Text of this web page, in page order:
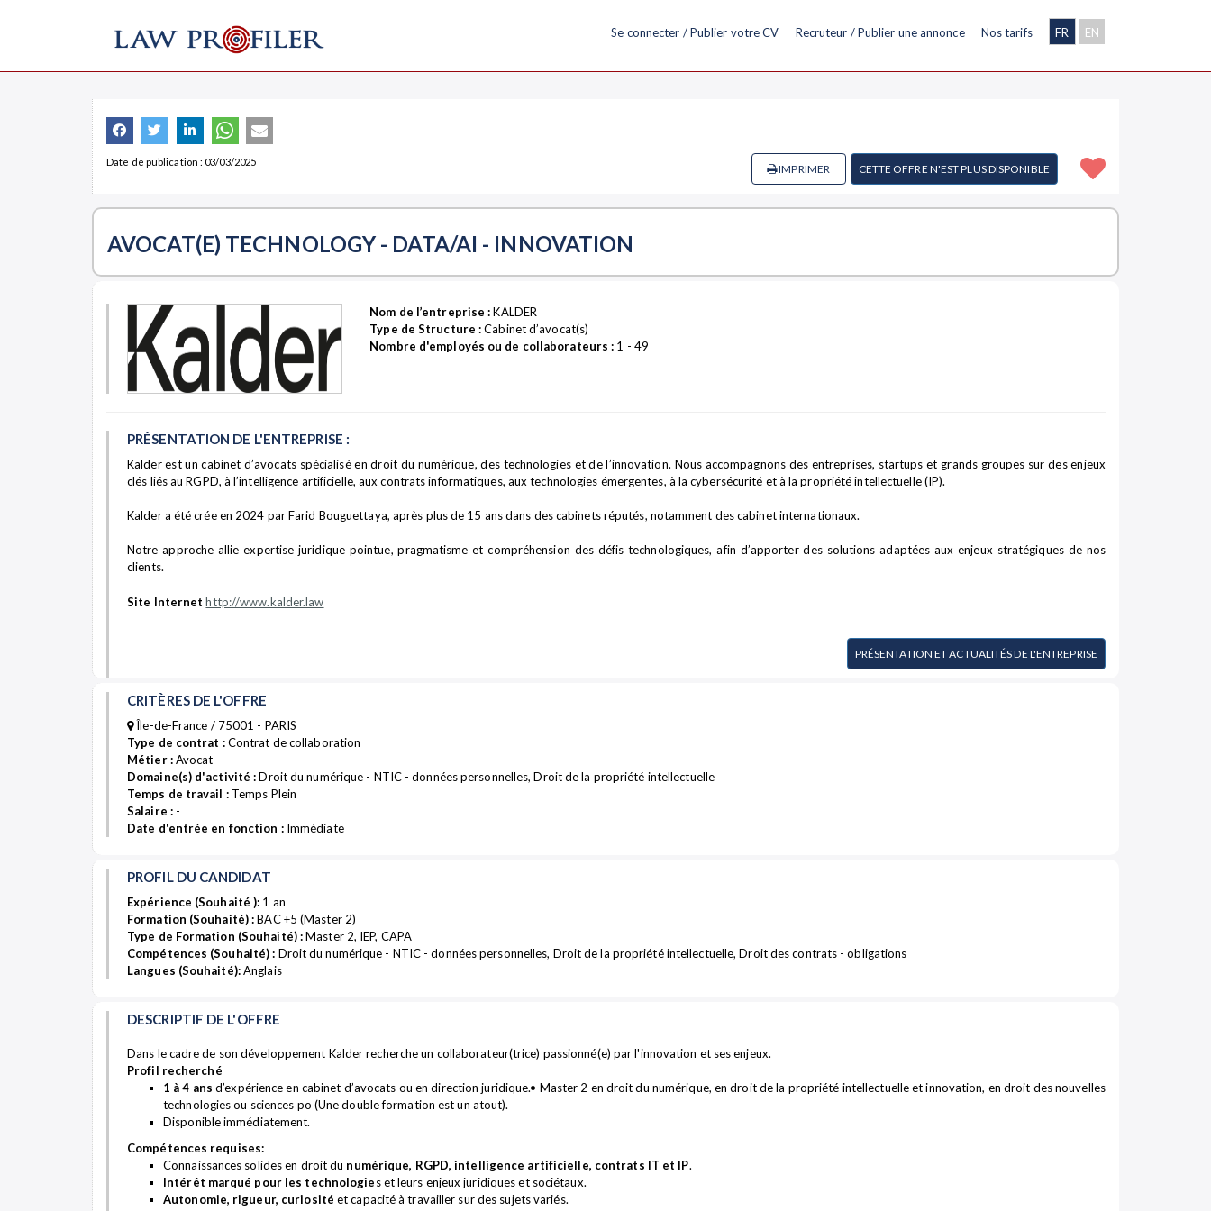
Se connecter / Publier votre CV Recruteur / Publier une annonce Nos tarifs FR EN
Date de publication : 03/03/2025
CETTE OFFRE N'EST PLUS DISPONIBLE
IMPRIMER
AVOCAT(E) TECHNOLOGY - DATA/AI - INNOVATION
Nom de l’entreprise :KALDER
Type de Structure :Cabinet d’avocat(s)
Nombre d'employés ou de collaborateurs : 1 - 49
PRÉSENTATION DE L'ENTREPRISE :
Kalder est un cabinet d’avocats spécialisé en droit du numérique, des technologies et de l’innovation. Nous accompagnons des entreprises, startups et grands groupes sur des enjeux
clés liés au RGPD, à l’intelligence artificielle, aux contrats informatiques, aux technologies émergentes, à la cybersécurité et à la propriété intellectuelle (IP).
Kalder a été crée en 2024 par Farid Bouguettaya, après plus de 15 ans dans des cabinets réputés, notamment des cabinet internationaux.
Notre approche allie expertise juridique pointue, pragmatisme et compréhension des défis technologiques, afin d’apporter des solutions adaptées aux enjeux stratégiques de nos
clients.
Site Internet http://www.kalder.law
PRÉSENTATION ET ACTUALITÉS DE L'ENTREPRISE
CRITÈRES DE L'OFFRE
Île-de-France / 75001 - PARIS
Type de contrat :Contrat de collaboration
Métier :Avocat
Domaine(s) d'activité :Droit du numérique - NTIC - données personnelles, Droit de la propriété intellectuelle
Temps de travail :Temps Plein
Salaire :-
Date d'entrée en fonction :Immédiate
PROFIL DU CANDIDAT
Expérience (Souhaité ): 1 an
Formation (Souhaité) :BAC +5 (Master 2)
Type de Formation (Souhaité) :Master 2, IEP, CAPA
Compétences (Souhaité) : Droit du numérique - NTIC - données personnelles, Droit de la propriété intellectuelle, Droit des contrats - obligations
Langues (Souhaité):Anglais
DESCRIPTIF DE L'OFFRE
Dans le cadre de son développement Kalder recherche un collaborateur(trice) passionné(e) par l'innovation et ses enjeux.
Profil recherché
1 à 4 ans d’expérience en cabinet d’avocats ou en direction juridique.• Master 2 en droit du numérique, en droit de la propriété intellectuelle et innovation, en droit des nouvelles
technologies ou sciences po (Une double formation est un atout).
Disponible immédiatement.
Compétences requises:
Connaissances solides en droit du numérique, RGPD, intelligence artificielle, contrats IT et IP.
Intérêt marqué pour les technologies et leurs enjeux juridiques et sociétaux.
Autonomie, rigueur, curiosité et capacité à travailler sur des sujets variés.